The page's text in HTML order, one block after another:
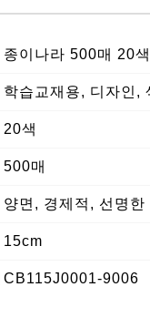
종이나라 500매 20색
학습교재용, 디자인,
20색
500매
양면, 경제적, 선명
15cm
CB115J0001-9006